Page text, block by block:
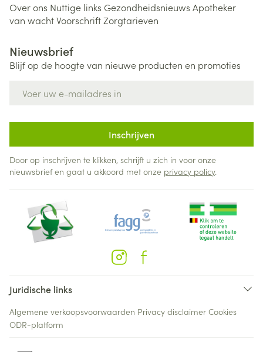
Over ons Nuttige links Gezondheidsnieuws Apotheker
van wachtVoorschriftZorgtarieven
Nieuwsbrief
Blijf op de hoogte van nieuwe producten en promoties
Inschrijven
Door op inschrijven te klikken, schrijft u zich in voor onze
nieuwsbrief en gaat u akkoord met onze privacy policy.
Juridische links
Algemene verkoopsvoorwaarden Privacy disclaimer Cookies
ODR-platform